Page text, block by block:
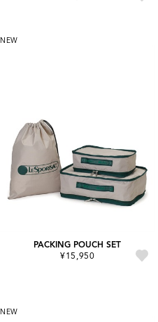
NEW
PACKING POUCH SET
¥15,950
NEW